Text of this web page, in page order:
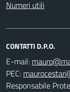
Numeri utili
CONTATTI D.P.O.
E-mail:
PEC:
Responsabile